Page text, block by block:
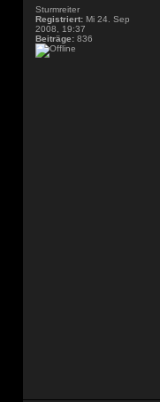
Sturmreiter
Registriert: Mi 24. Sep
2008, 19:37
Beiträge: 836